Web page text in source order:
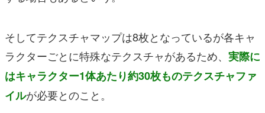
そしてテクスチャマップは8枚となっているが各キャ
ラクターごとに特殊なテクスチャがあるため、 実際に
はキャラクター1体あたり約30枚ものテクスチャファ
イルが必要とのこと。